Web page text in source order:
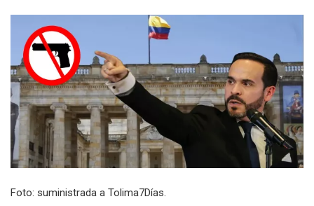
Foto: suministrada a Tolima7Días.